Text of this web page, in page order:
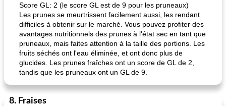
pois chiches rôtis aux épices amandes au cheddar rôti
Score GL: 2 (le score GL est de 9 pour les pruneaux)
Les prunes se meurtrissent facilement aussi, les rendant
difficiles à obtenir sur le marché. Vous pouvez profiter des
avantages nutritionnels des prunes à l'état sec en tant que
pruneaux, mais faites attention à la taille des portions. Les
fruits séchés ont l'eau éliminée, et ont donc plus de
glucides. Les prunes fraîches ont un score de GL de 2,
tandis que les pruneaux ont un GL de 9.
8. Fraises